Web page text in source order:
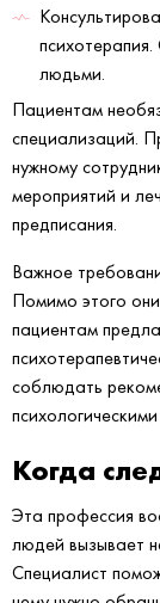
людьми.
Пациентам
специализаций.
нужному
мероприятий и
предписания.
Важное
Помимо этого
пациентам
соблюдать
Когда
Эта профессия
людей вызывает
Специалист